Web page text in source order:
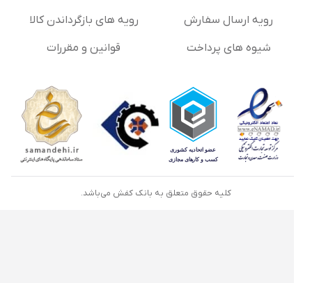
رویه ارسال سفارش
شیوه های پرداخت
رویه های بازگرداندن کالا
قوانین و مقررات
کلیه حقوق متعلق به بانک کفش می‌باشد.